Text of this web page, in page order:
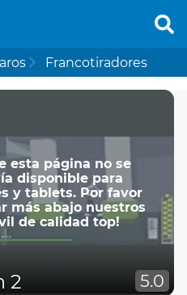
Francotiradores
esta página no se
disponible para
y tablets. Por favor
más abajo nuestros
de calidad top!
2 5.0